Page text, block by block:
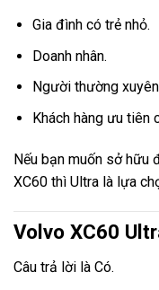
Gia đình có trẻ nhỏ.
Doanh nhân.
Người thường
Khách hàng ưu tiên
Nếu bạn muốn sở hữu
XC60 thì Ultra là lựa
Volvo XC60
Câu trả lời là Có.